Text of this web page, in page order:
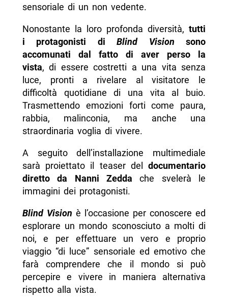
sensoriale di un non vedente.
Nonostante la loro profonda diversità,tutti
i protagonisti diBlind Vision sono
accomunati dal fatto di aver perso la
vista, di essere costretti a una vita senza
luce, pronti a rivelare al visitatore le
difficoltà quotidiane di una vita al buio.
Trasmettendo emozioni forti come paura,
rabbia, malinconia, ma anche una
straordinaria voglia di vivere.
A seguito dell’installazione multimediale
sarà proiettato il teaser deldocumentario
diretto da Nanni Zedda che svelerà le
immagini dei protagonisti.
Blind Vision è l’occasione per conoscere ed
esplorare un mondo sconosciuto a molti di
noi, e per effettuare un vero e proprio
viaggio “di luce” sensoriale ed emotivo che
farà comprendere che il mondo si può
percepire e vivere in maniera alternativa
rispetto alla vista.